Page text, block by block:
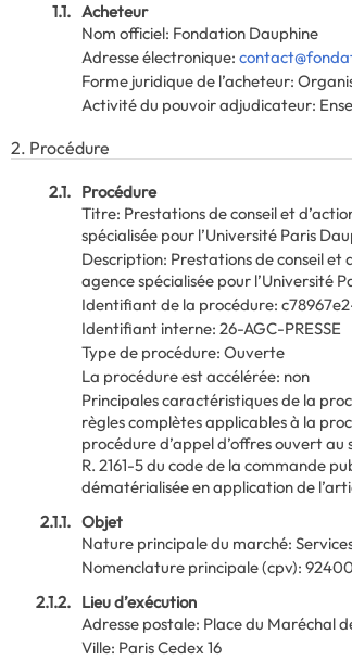
1.1. Acheteur
Nom officiel: Fondation Dauphine
Adresse électronique:
Forme juridique de l’acheteur:
Activité du pouvoir adjudicateur:
2. Procédure
2.1. Procédure
Titre: Prestations de conseil et
spécialisée pour l’Université Paris
Description: Prestations de conseil et
agence spécialisée pour l’Université
Identifiant de la procédure:
Identifiant interne: 26-AGC-PRESSE
Type de procédure: Ouverte
La procédure est accélérée: non
Principales caractéristiques de la
règles complètes applicables à la
procédure d’appel d’offres ouvert au
R. 2161-5 du code de la commande
dématérialisée en application de
2.1.1. Objet
Nature principale du marché:
Nomenclature principale(cpv):
2.1.2. Lieu d’exécution
Adresse postale: Place du Maréchal
Ville: Paris Cedex 16